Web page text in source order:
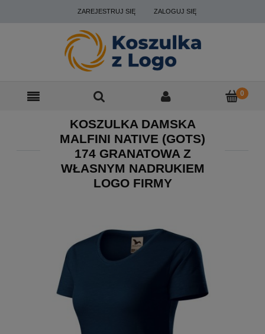
ZAREJESTRUJ SIĘ ZALOGUJ SIĘ
KOSZULKA DAMSKA
MALFINI NATIVE (GOTS)
174 GRANATOWA Z
WŁASNYM NADRUKIEM
LOGO FIRMY